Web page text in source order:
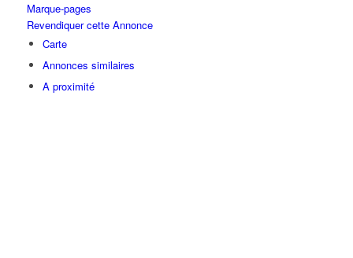
Marque-pages
Revendiquer cette Annonce
Carte
Annonces similaires
A proximité